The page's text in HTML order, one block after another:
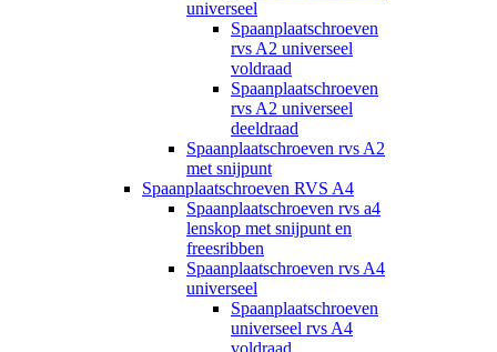
universeel
Spaanplaatschroeven
rvs A2 universeel
voldraad
Spaanplaatschroeven
rvs A2 universeel
deeldraad
Spaanplaatschroeven rvs A2
met snijpunt
Spaanplaatschroeven RVS A4
Spaanplaatschroeven rvs a4
lenskop met snijpunt en
freesribben
Spaanplaatschroeven rvs A4
universeel
Spaanplaatschroeven
universeel rvs A4
voldraad